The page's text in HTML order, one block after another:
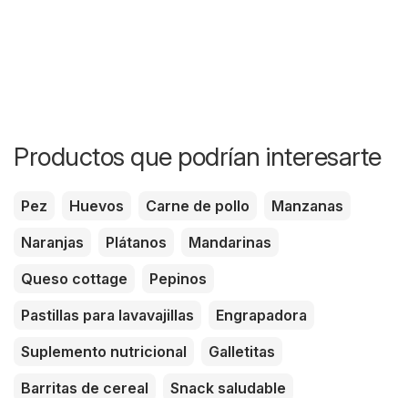
Productos que podrían interesarte
Pez Huevos Carne de pollo
Manzanas
Naranjas
Plátanos
Mandarinas
Queso cottage
Pepinos
Pastillas para lavavajillas
Engrapadora
Suplemento nutricional
Galletitas
Barritas de cereal
Snack saludable